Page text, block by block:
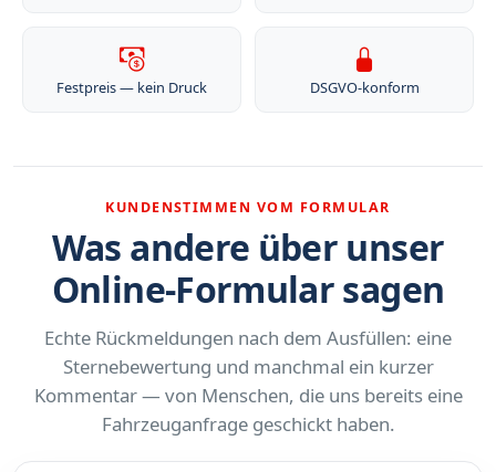
Festpreis — kein Druck DSGVO-konform
KUNDENSTIMMEN VOM FORMULAR
Was andere über unser
Online-Formular sagen
Echte Rückmeldungen nach dem Ausfüllen: eine
Sternebewertung und manchmal ein kurzer
Kommentar — von Menschen, die uns bereits eine
Fahrzeuganfrage geschickt haben.